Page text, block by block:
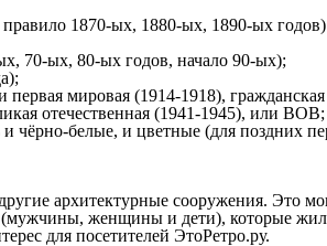
1870-ых, 1880-ых, 1890-ых
70-ых, 80-ых годов, начало 90-ых);
мировая (1914-1918),
отечественная (1941-1945), или ВОВ;
белые, и цветные (для поздних
архитектурные сооружения. Это
женщины и дети), которые
для посетителей ЭтоРетро.ру.